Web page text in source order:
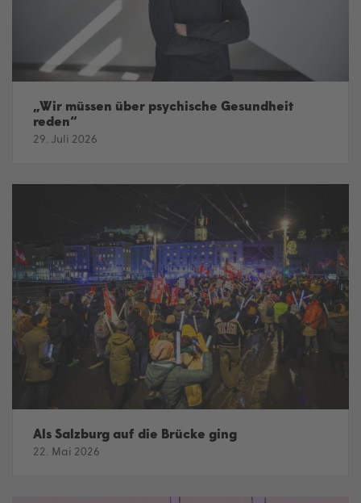
„Wir müssen über psychische Gesundheit
reden“
29. Juli 2026
Als Salzburg auf die Brücke ging
22. Mai 2026